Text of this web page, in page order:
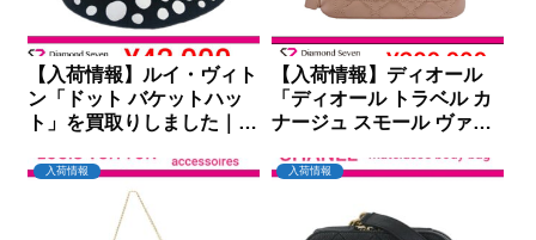
【入荷情報】ルイ・ヴィト
ン「ドット バケットハッ
ト」を買取りしました｜ダ
【入荷情報】ディオール
「ディオール トラベル カ
ナージュ スモール ヴァニ
ダイヤモンドセブン
入荷情報 入荷情報